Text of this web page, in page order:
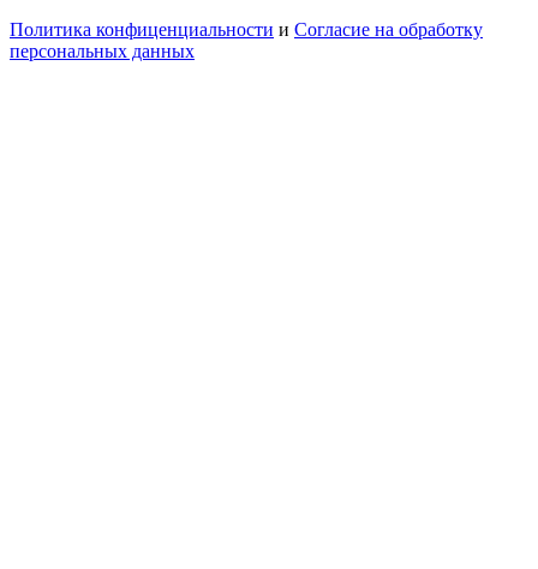
Политика конфиценциальности и Согласие на обработку
персональных данных